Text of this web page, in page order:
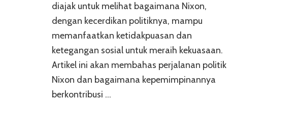
diajak untuk melihat bagaimana Nixon,
dengan kecerdikan politiknya, mampu
memanfaatkan ketidakpuasan dan
ketegangan sosial untuk meraih kekuasaan.
Artikel ini akan membahas perjalanan politik
Nixon dan bagaimana kepemimpinannya
berkontribusi …